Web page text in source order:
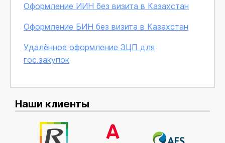
Оформление ИИН без визита в Казахстан
Оформление БИН без визита в Казахстан
Удалённое оформление ЭЦП для
гос.закупок
Наши клиенты